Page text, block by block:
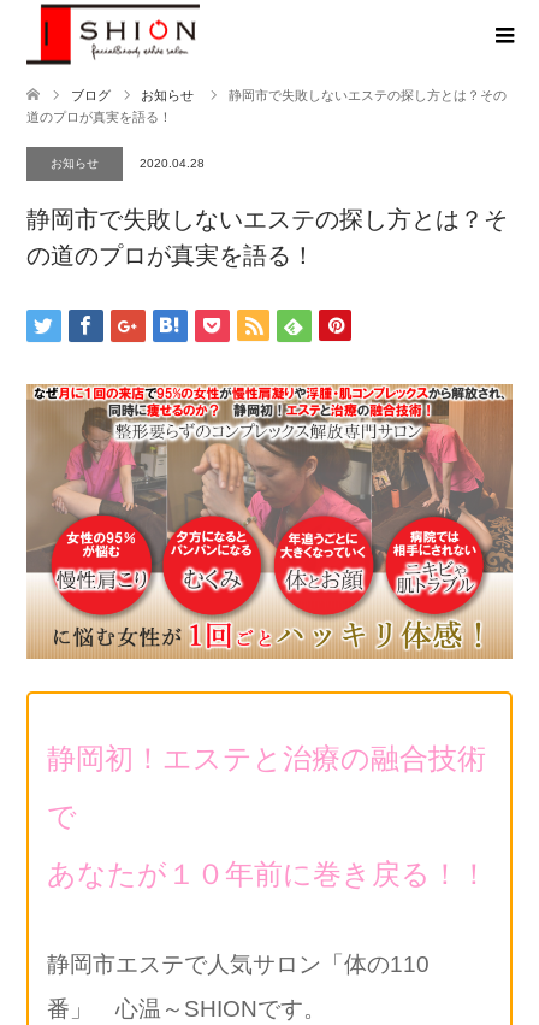
ブログ お知らせ
静岡市で失敗しないエステの探し方とは？その
道のプロが真実を語る！
お知らせ 2020.04.28
静岡市で失敗しないエステの探し方とは？そ
の道のプロが真実を語る！
静岡初！エステと治療の融合技術
で
あなたが１０年前に巻き戻る！！
静岡市エステで人気サロン「体の110
番」 心温～SHIONです。